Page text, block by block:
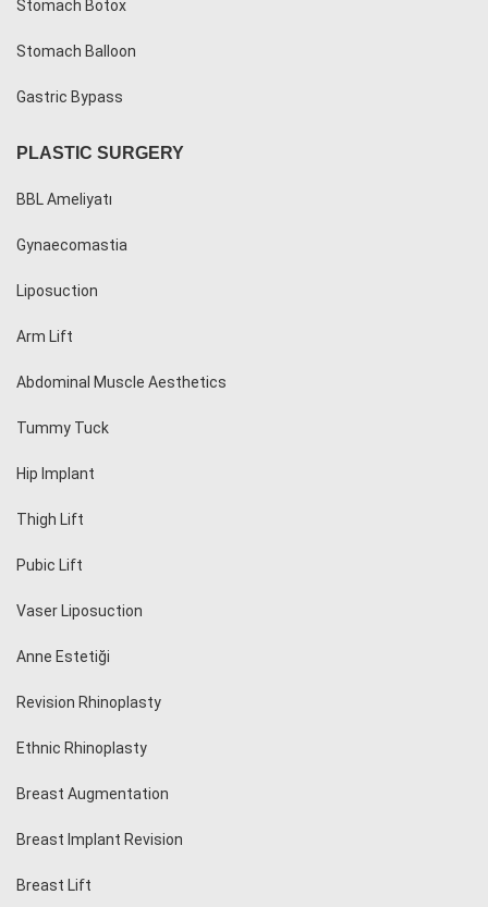
Stomach Botox
Stomach Balloon
Gastric Bypass
PLASTIC SURGERY
BBL Ameliyatı
Gynaecomastia
Liposuction
Arm Lift
Abdominal Muscle Aesthetics
Tummy Tuck
Hip Implant
Thigh Lift
Pubic Lift
Vaser Liposuction
Anne Estetiği
Revision Rhinoplasty
Ethnic Rhinoplasty
Breast Augmentation
Breast Implant Revision
Breast Lift